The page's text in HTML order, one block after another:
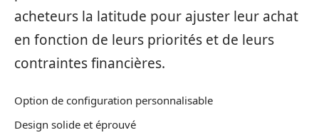
acheteurs la latitude pour ajuster leur achat
en fonction de leurs priorités et de leurs
contraintes financières.
Option de configuration personnalisable
Design solide et éprouvé